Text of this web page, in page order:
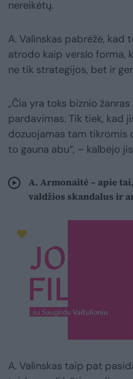
nereikėtų.
A. Valinskas pabrėžė, kad
atrodo kaip verslo forma,
ne tik strategijos, bet ir
„Čia yra toks biznio
pardavimas. Tik tiek, kad
dozuojamas tam tikromis
to gauna abu“, – kalbėjo
A. Armonaitė – apie
valdžios skandalus ir
A. Valinskas taip pat